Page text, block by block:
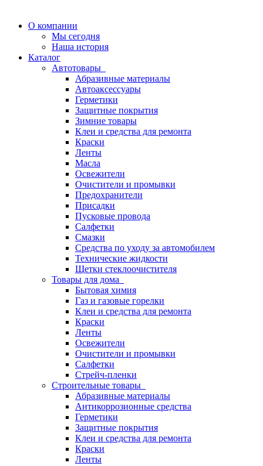
О компании
Мы сегодня
Наша история
Каталог
Автотовары
Абразивные материалы
Автоаксессуары
Герметики
Защитные покрытия
Зимние товары
Клеи и средства для ремонта
Краски
Ленты
Масла
Освежители
Очистители и промывки
Предохранители
Присадки
Пусковые провода
Салфетки
Смазки
Средства по уходу за автомобилем
Технические жидкости
Щетки стеклоочистителя
Товары для дома
Бытовая химия
Газ и газовые горелки
Клеи и средства для ремонта
Краски
Ленты
Освежители
Очистители и промывки
Салфетки
Стрейч-пленки
Строительные товары
Абразивные материалы
Антикоррозионные средства
Герметики
Защитные покрытия
Клеи и средства для ремонта
Краски
Ленты